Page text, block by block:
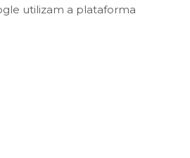
utilizam a plataforma